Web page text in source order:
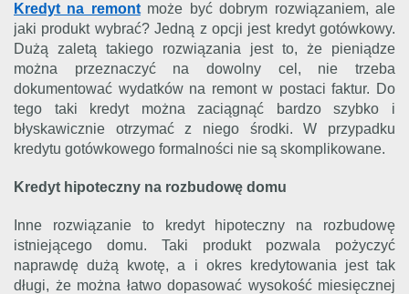
Kredyt na remontmoże być dobrym rozwiązaniem, ale
jaki produkt wybrać? Jedną z opcji jest kredyt gotówkowy.
Dużą zaletą takiego rozwiązania jest to, że pieniądze
można przeznaczyć na dowolny cel, nie trzeba
dokumentować wydatków na remont w postaci faktur. Do
tego taki kredyt można zaciągnąć bardzo szybko i
błyskawicznie otrzymać z niego środki. W przypadku
kredytu gotówkowego formalności nie są skomplikowane.
Kredyt hipoteczny na rozbudowę domu
Inne rozwiązanie to kredyt hipoteczny na rozbudowę
istniejącego domu. Taki produkt pozwala pożyczyć
naprawdę dużą kwotę, a i okres kredytowania jest tak
długi, że można łatwo dopasować wysokość miesięcznej